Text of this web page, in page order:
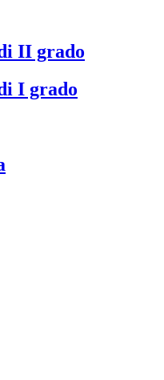
II grado
I grado